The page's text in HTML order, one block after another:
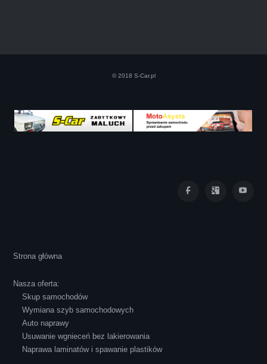
naprawde ludzki, nie zdziera, nie oszukuje.
atmosferze, czego z reguły nie można
powiedzieć o innych firmach tego type.
Pozdrawiam i polecam!
© 2018 S-Car.pl
Strona główna
Nasza oferta:
Skup samochodów
Wymiana szyb samochodowych
Auto naprawy
Usuwanie wgnieceń bez lakierowania
Naprawa laminatów i spawanie plastików